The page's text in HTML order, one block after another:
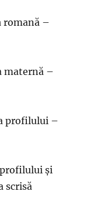
romană –
maternă –
profilului –
profilului și
scrisă